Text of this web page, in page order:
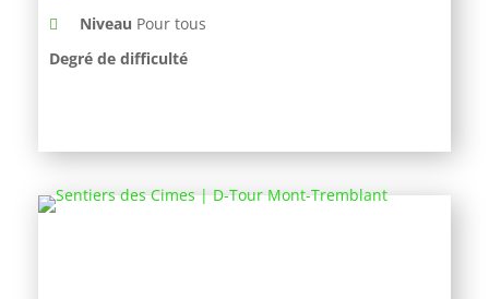
Niveau Pour tous
Degré de difficulté